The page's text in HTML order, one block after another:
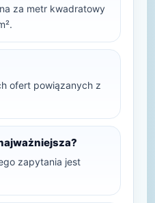
za metr kwadratowy
ofert powiązanych z
zapytania jest